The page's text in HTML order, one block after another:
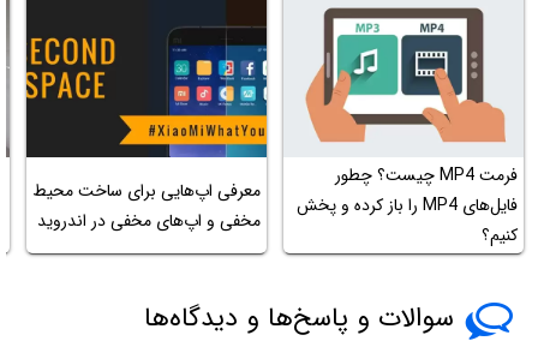
فرمت MP4 چیست؟ چطور
فایل‌های MP4 را باز کرده و پخش
کنیم؟
معرفی اپ‌هایی برای ساخت محیط
مخفی و اپ‌های مخفی در اندروید
سوالات و پاسخ‌ها و دیدگاه‌ها